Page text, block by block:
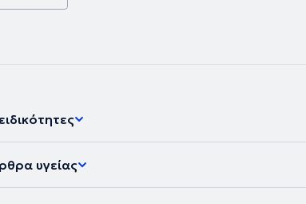
υγείας